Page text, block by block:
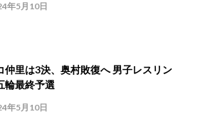
年5月10日
仲里は3決、奥村敗復へ 男子レスリン
輪最終予選
年5月10日